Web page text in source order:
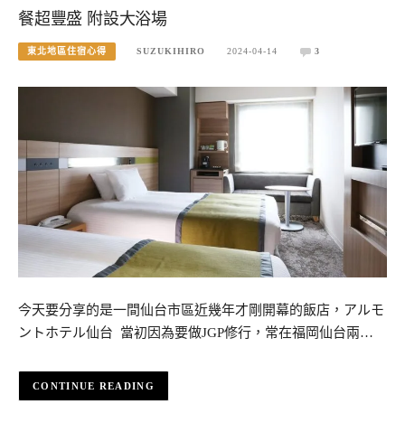
餐超豐盛 附設大浴場
東北地區住宿心得 SUZUKIHIRO 2024-04-14 3
今天要分享的是一間仙台市區近幾年才剛開幕的飯店，アルモ
ントホテル仙台 當初因為要做JGP修行，常在福岡仙台兩…
CONTINUE READING